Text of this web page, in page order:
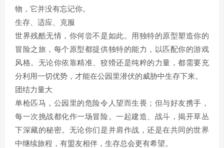
物，它并没有忘记你。
生存、适应、克服
世界残酷无情，你何尝不是如此。用独特的原型塑造你的
冒险之旅，每个原型都提供独特的能力，以匹配你的游戏
风格。无论你依靠精准、狡猾还是纯粹的力量，都需要充
分利用一切优势，才能在公园里潜伏的威胁中生存下来。
团结力量大
单枪匹马，公园里的危险令人望而生畏；但与好友携手，
每一次挑战都化作一场冒险。一起建造、战斗，揭开草丛
下深藏的秘密。无论你们是并肩作战，还是在共同的世界
中继续旅程，有盟友相伴，生存总会更有希望。